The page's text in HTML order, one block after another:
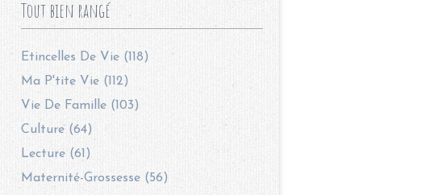
Tout bien rangé
Etincelles De Vie (118)
Ma P'tite Vie (112)
Vie De Famille (103)
Culture (64)
Lecture (61)
Maternité-Grossesse (56)